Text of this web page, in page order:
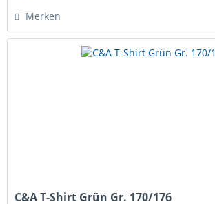
Merken
C&A T-Shirt Grün Gr. 170/176